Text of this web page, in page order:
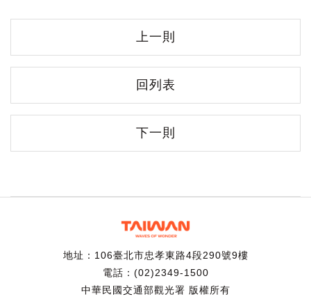
上一則
回列表
下一則
地址：106臺北市忠孝東路4段290號9樓
電話：(02)2349-1500
中華民國交通部觀光署 版權所有